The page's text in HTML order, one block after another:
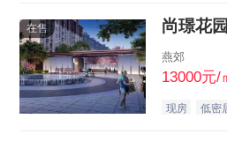
在售 尚璟花园
燕郊
13000元/
现房 低密